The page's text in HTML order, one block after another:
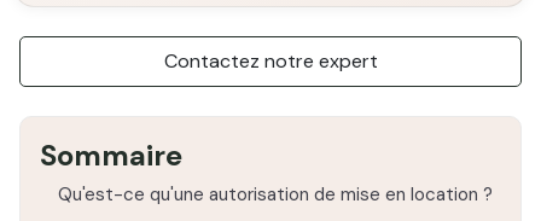
Contactez notre expert
Sommaire
Qu'est-ce qu'une autorisation de mise en location ?